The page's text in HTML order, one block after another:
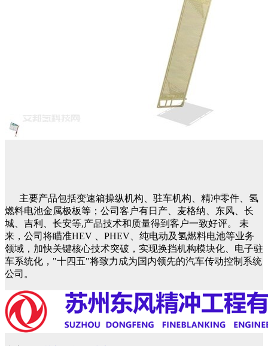
主要产品包括变速箱操纵机构、驻车机构、精冲零件、氢
燃料电池金属极板等；公司客户有日产、麦格纳、东风、长
城、吉利、长安等,产品技术和质量得到客户一致好评。 未
来，公司将瞄准HEV 、PHEV、纯电动及氢燃料电池等业务
领域，加快关键核心技术突破，实现换挡机构模块化、电子驻
车系统化，"十四五"将致力成为国内领先的汽车传动控制系统
公司。